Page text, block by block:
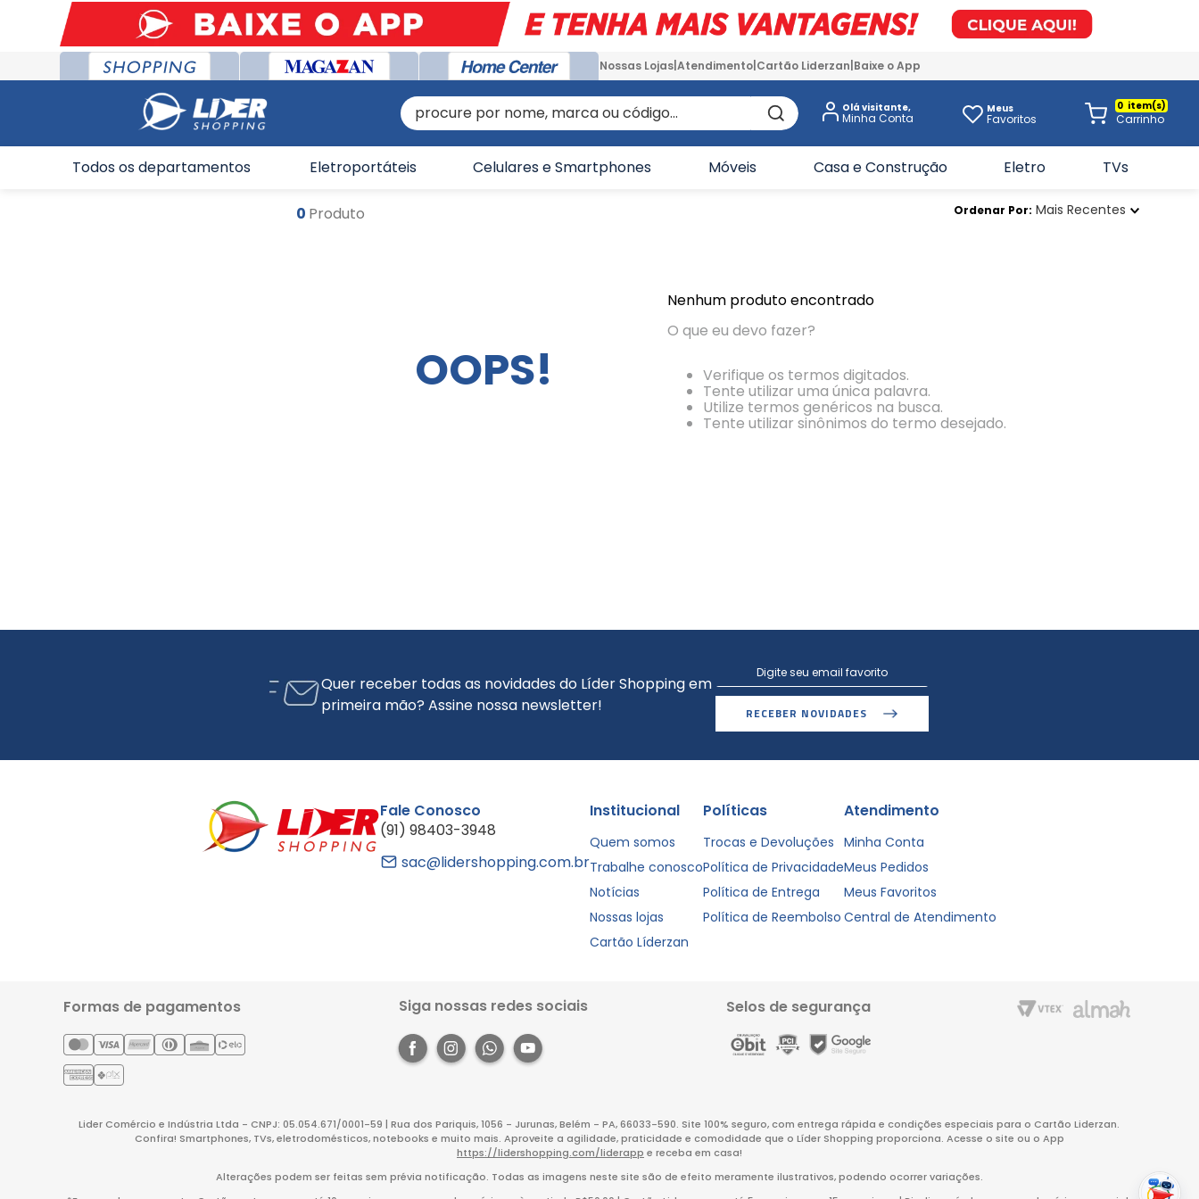
Nossas Lojas Atendimento Cartão Liderzan Baixe o App
procure por nome, marca ou código... Olá visitante, Meus
Favoritos
0
Todos os departamentos Eletroportáteis Celulares e Smartphones Móveis Casa e Construção Eletro TVs
0 Produto Ordenar Por Mais Recentes
OOPS!
Nenhum produto encontrado
O que eu devo fazer?
Verifique os termos digitados.
Tente utilizar uma única palavra.
Utilize termos genéricos na busca.
Tente utilizar sinônimos do termo desejado.
Quer receber todas as novidades do Líder Shopping em
primeira mão? Assine nossa newsletter!
RECEBER NOVIDADES
Fale Conosco
(91) 98403-3948
sac@lidershopping.com.br
Institucional
Quem somos
Trabalhe conosco
Notícias
Nossas lojas
Cartão Líderzan
Políticas
Trocas e Devoluções
Política de Privacidade
Política de Entrega
Política de Reembolso
Atendimento
Minha Conta
Meus Pedidos
Meus Favoritos
Central de Atendimento
Formas de pagamentos Siga nossas redes sociais Selos de segurança
Lider Comércio e Indústria Ltda - CNPJ: 05.054.671/0001-59 | Rua dos Pariquis, 1056 - Jurunas, Belém - PA, 66033-590. Site 100% seguro, com entrega rápida e condições especiais para o Cartão Liderzan.
Confira! Smartphones, TVs, eletrodomésticos, notebooks e muito mais. Aproveite a agilidade, praticidade e comodidade que o Líder Shopping proporciona. Acesse o site ou o App
https://lidershopping.com/liderapp e receba em casa!
Alterações podem ser feitas sem prévia notificação. Todas as imagens neste site são de efeito meramente ilustrativos, podendo ocorrer variações.